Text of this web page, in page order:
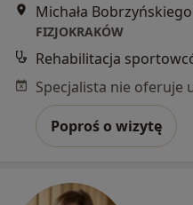
Michała
FIZJOKRAKÓW
Rehabilitacja
Poproś o wizytę